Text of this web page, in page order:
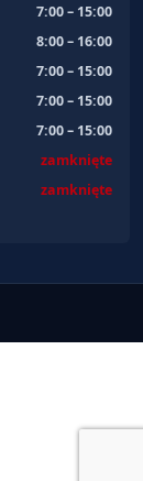
7:00 – 15:00
8:00 – 16:00
7:00 – 15:00
7:00 – 15:00
7:00 – 15:00
zamknięte
zamknięte